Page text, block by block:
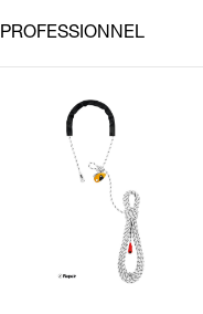
PROFESSIONNEL